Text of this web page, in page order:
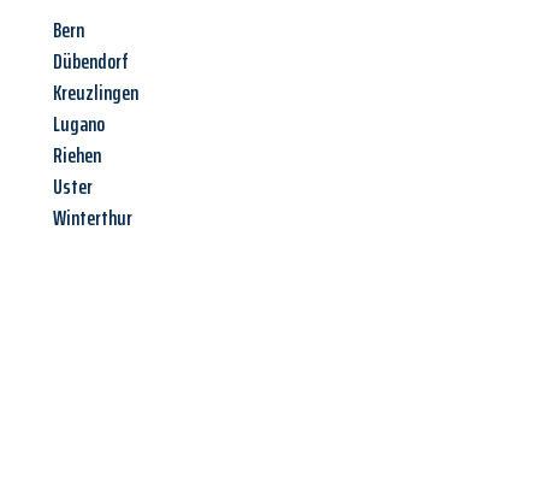
Bern
Dübendorf
Kreuzlingen
Lugano
Riehen
Uster
Winterthur